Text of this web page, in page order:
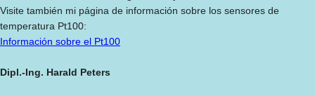
Visite también mi página de información sobre los sensores de
temperatura Pt100:
Información sobre el Pt100
Dipl.-Ing. Harald Peters